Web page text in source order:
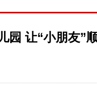
园 让“小朋友”